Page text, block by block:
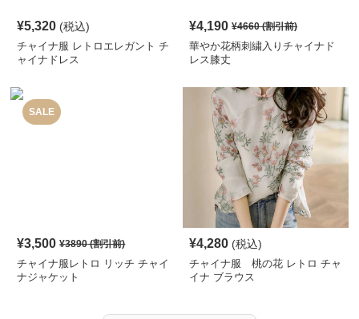
¥5,320 (税込)
チャイナ服 レトロエレガント チ
ャイナドレス
¥4,190 ¥4660(割引前)
華やか花柄刺繍入りチャイナド
レス膝丈
SALE
¥3,500 ¥3890(割引前)
チャイナ服レトロ リッチ チャイ
ナジャケット
¥4,280 (税込)
チャイナ服 桃の花 レトロ チャ
イナ ブラウス